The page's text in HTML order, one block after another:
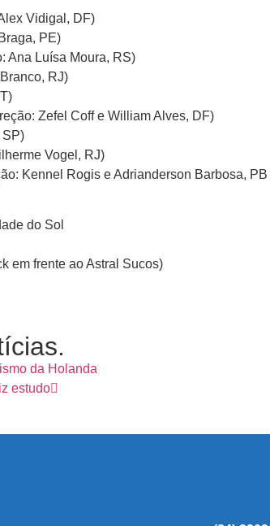
Vidigal, DF)
PE)
Ana Luísa Moura, RS)
RJ)
Zefel Coff e William Alves, DF)
SP)
Vogel, RJ)
Kennel Rogis e Adrianderson Barbosa,
do Sol
em frente ao Astral Sucos)
da Holanda
estudo